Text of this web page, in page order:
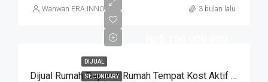
Wanwan ERA INNO 3 bulan lalu
DIJUAL
SECONDARY Dijual Rumah Depan + Rumah Tempat Kost Aktif Siap Pakai. CISITU LAMA